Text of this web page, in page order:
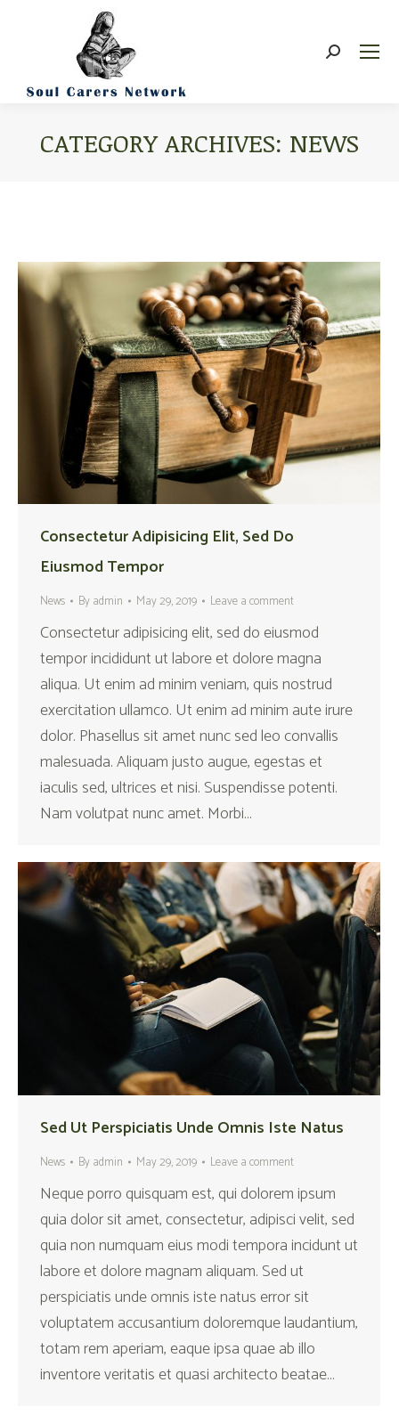
Search:
CATEGORY ARCHIVES: NEWS
Consectetur Adipisicing Elit, Sed Do
Eiusmod Tempor
News Byadmin May 29, 2019 Leave a comment
Consectetur adipisicing elit, sed do eiusmod
tempor incididunt ut labore et dolore magna
aliqua. Ut enim ad minim veniam, quis nostrud
exercitation ullamco. Ut enim ad minim aute irure
dolor. Phasellus sit amet nunc sed leo convallis
malesuada. Aliquam justo augue, egestas et
iaculis sed, ultrices et nisi. Suspendisse potenti.
Nam volutpat nunc amet. Morbi…
Sed Ut Perspiciatis Unde Omnis Iste Natus
News Byadmin May 29, 2019 Leave a comment
Neque porro quisquam est, qui dolorem ipsum
quia dolor sit amet, consectetur, adipisci velit, sed
quia non numquam eius modi tempora incidunt ut
labore et dolore magnam aliquam. Sed ut
perspiciatis unde omnis iste natus error sit
voluptatem accusantium doloremque laudantium,
totam rem aperiam, eaque ipsa quae ab illo
inventore veritatis et quasi architecto beatae…